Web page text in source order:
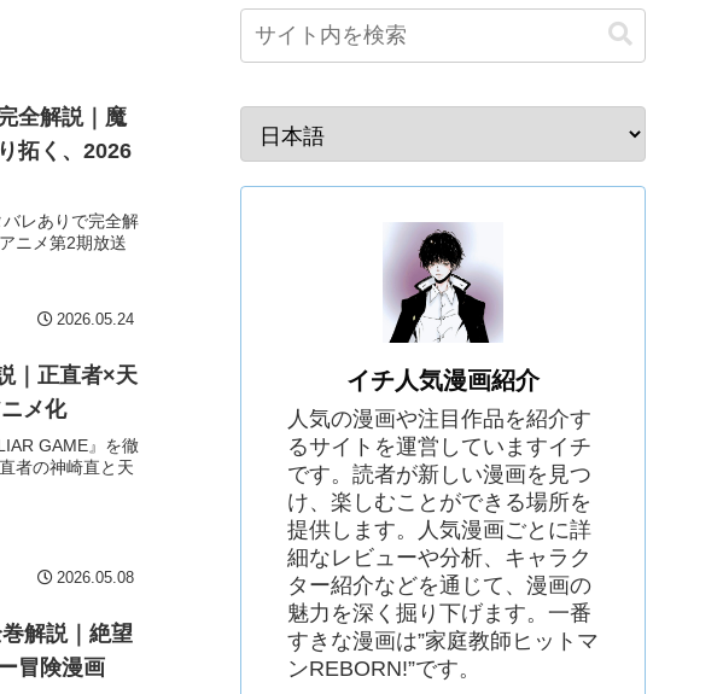
全解説｜魔
拓く、2026
レありで完全解
ニメ第2期放送
2026.05.24
｜正直者×天
メ化
GAME』を徹
者の神崎直と天
2026.05.08
解説｜絶望
冒険漫画
イチ人気漫画紹介
人気の漫画や注目作品を紹介す
るサイトを運営していますイチ
です。読者が新しい漫画を見つ
け、楽しむことができる場所を
提供します。人気漫画ごとに詳
細なレビューや分析、キャラク
ター紹介などを通じて、漫画の
魅力を深く掘り下げます。一番
すきな漫画は”家庭教師ヒットマ
ンREBORN!”です。